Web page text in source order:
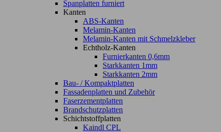
Spanplatten furniert
Kanten
ABS-Kanten
Melamin-Kanten
Melamin-Kanten mit Schmelzkleber
Echtholz-Kanten
Furnierkanten 0,6mm
Starkkanten 1mm
Starkkanten 2mm
Bau- / Kompaktplatten
Fassadenplatten und Zubehör
Faserzementplatten
Brandschutzplatten
Schichtstoffplatten
Kaindl CPL